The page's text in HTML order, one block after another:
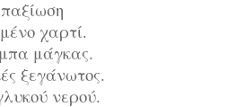
χαρτί.
μάγκας.
ξεγάνωτος.
νερού.